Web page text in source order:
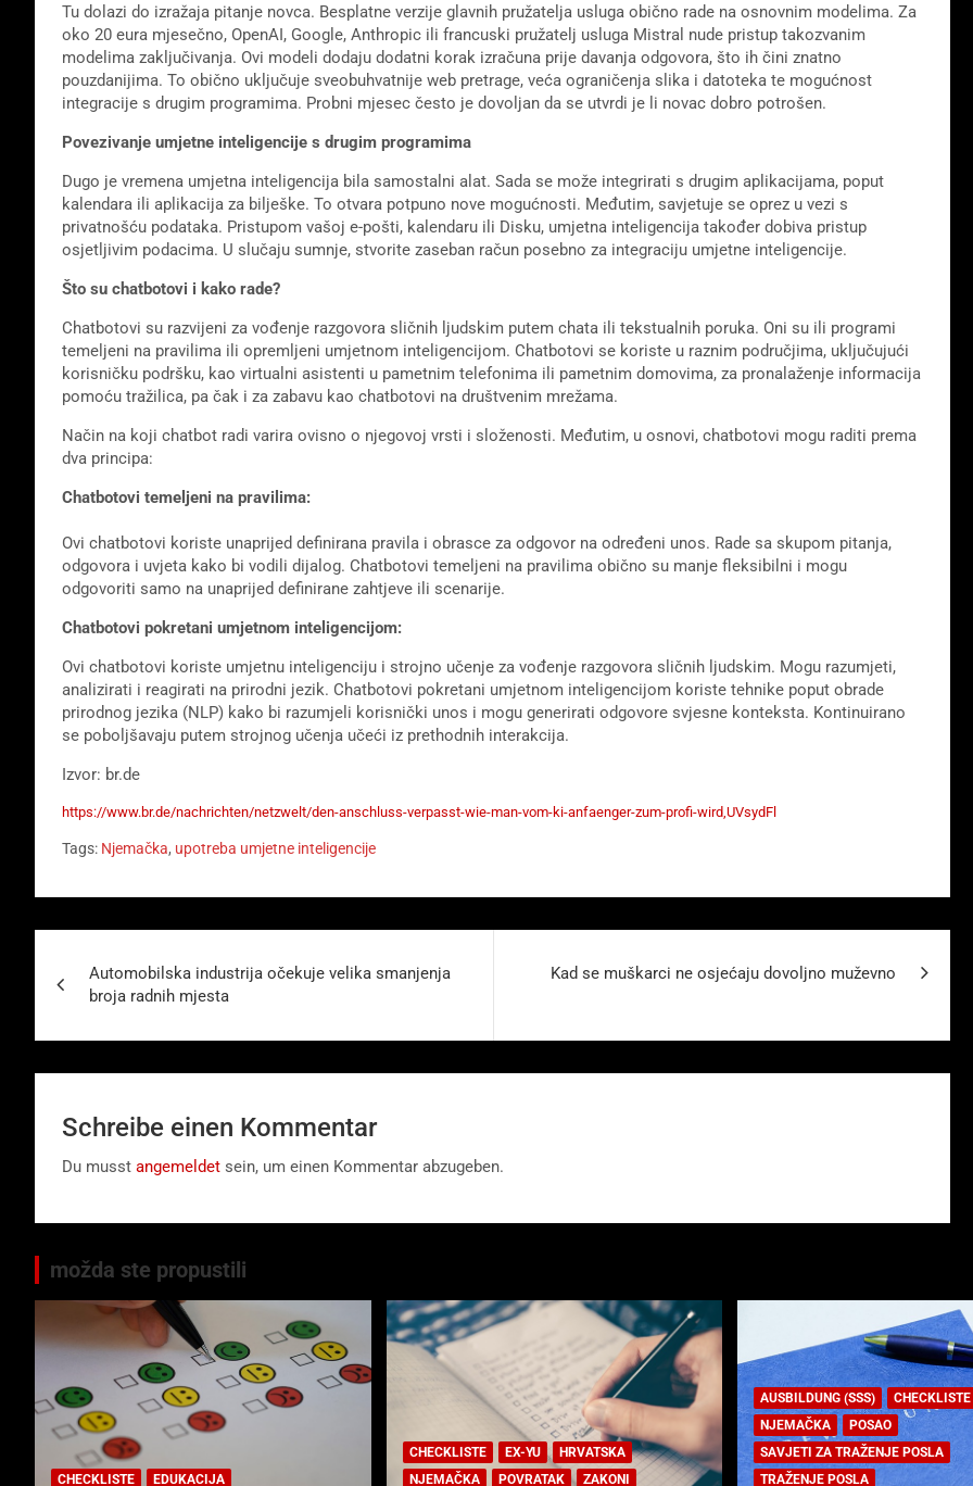
Tu dolazi do izražaja pitanje novca. Besplatne verzije glavnih pružatelja usluga obično rade na osnovnim modelima. Za
oko 20 eura mjesečno, OpenAI, Google, Anthropic ili francuski pružatelj usluga Mistral nude pristup takozvanim
modelima zaključivanja. Ovi modeli dodaju dodatni korak izračuna prije davanja odgovora, što ih čini znatno
pouzdanijima. To obično uključuje sveobuhvatnije web pretrage, veća ograničenja slika i datoteka te mogućnost
integracije s drugim programima. Probni mjesec često je dovoljan da se utvrdi je li novac dobro potrošen.
Povezivanje umjetne inteligencije s drugim programima
Dugo je vremena umjetna inteligencija bila samostalni alat. Sada se može integrirati s drugim aplikacijama, poput
kalendara ili aplikacija za bilješke. To otvara potpuno nove mogućnosti. Međutim, savjetuje se oprez u vezi s
privatnošću podataka. Pristupom vašoj e-pošti, kalendaru ili Disku, umjetna inteligencija također dobiva pristup
osjetljivim podacima. U slučaju sumnje, stvorite zaseban račun posebno za integraciju umjetne inteligencije.
Što su chatbotovi i kako rade?
Chatbotovi su razvijeni za vođenje razgovora sličnih ljudskim putem chata ili tekstualnih poruka. Oni su ili programi
temeljeni na pravilima ili opremljeni umjetnom inteligencijom. Chatbotovi se koriste u raznim područjima, uključujući
korisničku podršku, kao virtualni asistenti u pametnim telefonima ili pametnim domovima, za pronalaženje informacija
pomoću tražilica, pa čak i za zabavu kao chatbotovi na društvenim mrežama.
Način na koji chatbot radi varira ovisno o njegovoj vrsti i složenosti. Međutim, u osnovi, chatbotovi mogu raditi prema
dva principa:
Chatbotovi temeljeni na pravilima:
Ovi chatbotovi koriste unaprijed definirana pravila i obrasce za odgovor na određeni unos. Rade sa skupom pitanja,
odgovora i uvjeta kako bi vodili dijalog. Chatbotovi temeljeni na pravilima obično su manje fleksibilni i mogu
odgovoriti samo na unaprijed definirane zahtjeve ili scenarije.
Chatbotovi pokretani umjetnom inteligencijom:
Ovi chatbotovi koriste umjetnu inteligenciju i strojno učenje za vođenje razgovora sličnih ljudskim. Mogu razumjeti,
analizirati i reagirati na prirodni jezik. Chatbotovi pokretani umjetnom inteligencijom koriste tehnike poput obrade
prirodnog jezika (NLP) kako bi razumjeli korisnički unos i mogu generirati odgovore svjesne konteksta. Kontinuirano
se poboljšavaju putem strojnog učenja učeći iz prethodnih interakcija.
Izvor: br.de
https://www.br.de/nachrichten/netzwelt/den-anschluss-verpasst-wie-man-vom-ki-anfaenger-zum-profi-wird,UVsydFl
Tags: Njemačka, upotreba umjetne inteligencije
Automobilska industrija očekuje velika smanjenja
broja radnih mjesta
Kad se muškarci ne osjećaju dovoljno muževno
Schreibe einen Kommentar
Du musst angemeldet sein, um einen Kommentar abzugeben.
možda ste propustili
CHECKLISTE EDUKACIJA
CHECKLISTE EX-YU
HRVATSKA
NJEMAČKA
POVRATAK ZAKONI
AUSBILDUNG (SSS)
CHECKLISTE
NJEMAČKA
POSAO
SAVJETI ZA TRAŽENJE POSLA
TRAŽENJE POSLA